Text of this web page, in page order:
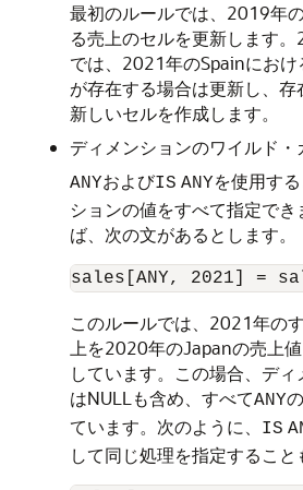
最初のルールでは、2019年
る売上のセルを更新します
では、2021年のSpainにおけ
が存在する場合は更新し、存
新しいセルを作成します。
ディメンションのワイルド・
ANYおよびIS ANYを使用す
ションの値をすべて指定でき
ば、次の文があるとします。
このルールでは、2021年の
上を2020年のJapanの売上
しています。この場合、デ
はNULLも含め、すべてANY
ています。次のように、
IS
して同じ処理を指定すること